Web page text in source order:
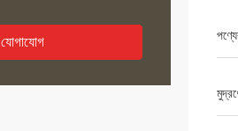
যোগাযোগ